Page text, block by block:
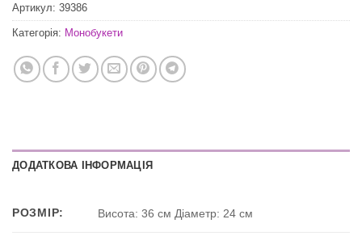
Артикул: 39386
Категорія: Монобукети
ДОДАТКОВА ІНФОРМАЦІЯ
РОЗМІР: Висота: 36 см Діаметр: 24 см